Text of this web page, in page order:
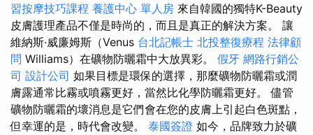
習按摩技巧課程 養護中心 單人房 來自韓國的獨特K-Beauty
皮膚護理產品不僅是時尚的，而且是真正的解決方案。 讓
維納斯·威廉姆斯（Venus 台北記帳士 北投整復療程 法律顧
問 Williams）在礦物防曬霜中大放異彩。 假牙 網路行銷公
司 設計公司 如果目標是環保的選擇，那麼礦物防曬霜或潤
膚露通常比霧或噴霧更好，當然比化學防曬霜更好。 儘管
礦物防曬霜的壞消息是它們會在您的皮膚上引起白色斑點，
但幸運的是，時代會改變。 泰國簽證 如今，品牌致力於礦